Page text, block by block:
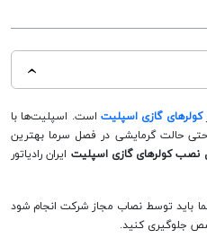
کولرهای گازی اسپلیت است. اسپلیت‌ها با
حالت گرمایشی در فصل سرما بهترین
نصب کولرهای گازی اسپلیت ایران رادیاتور
باید توسط نصاب مجاز شرکت انجام شود
جلوگیری کنید.